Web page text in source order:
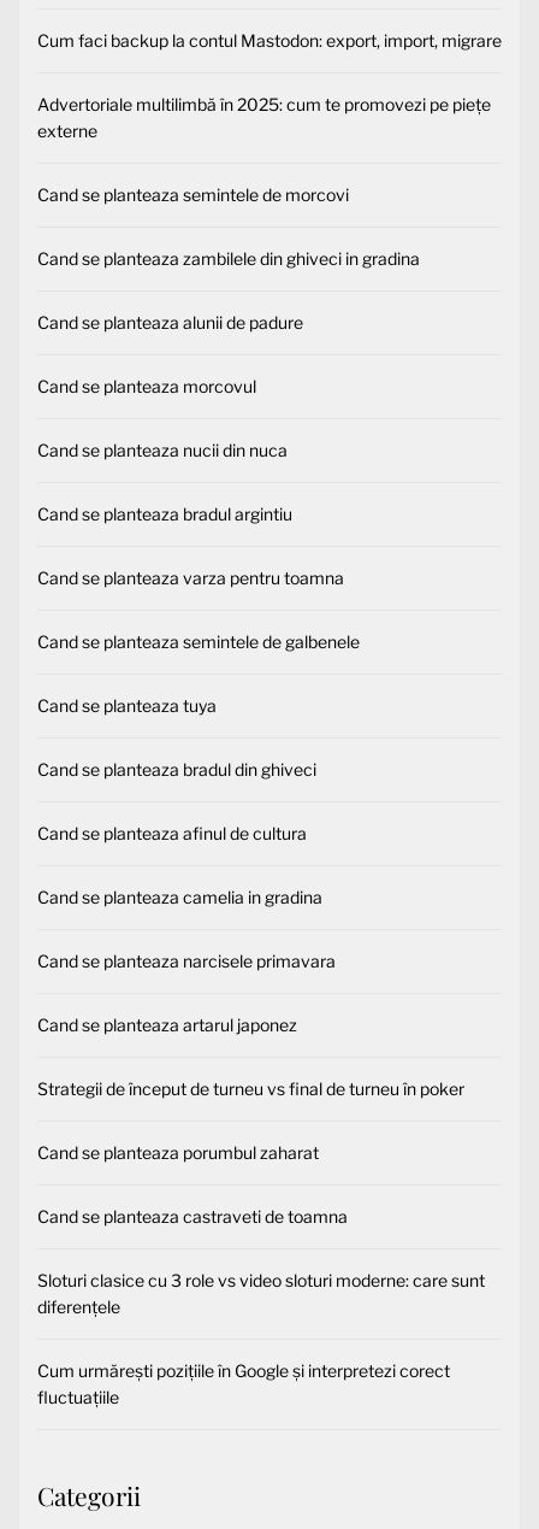
Cum faci backup la contul Mastodon: export, import, migrare
Advertoriale multilimbă în 2025: cum te promovezi pe piețe
externe
Cand se planteaza semintele de morcovi
Cand se planteaza zambilele din ghiveci in gradina
Cand se planteaza alunii de padure
Cand se planteaza morcovul
Cand se planteaza nucii din nuca
Cand se planteaza bradul argintiu
Cand se planteaza varza pentru toamna
Cand se planteaza semintele de galbenele
Cand se planteaza tuya
Cand se planteaza bradul din ghiveci
Cand se planteaza afinul de cultura
Cand se planteaza camelia in gradina
Cand se planteaza narcisele primavara
Cand se planteaza artarul japonez
Strategii de început de turneu vs final de turneu în poker
Cand se planteaza porumbul zaharat
Cand se planteaza castraveti de toamna
Sloturi clasice cu 3 role vs video sloturi moderne: care sunt
diferențele
Cum urmărești pozițiile în Google și interpretezi corect
fluctuațiile
Categorii